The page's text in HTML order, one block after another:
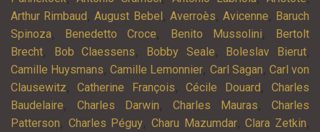
Arthur Rimbaud ,August Bebel , Averroès, Avicenne, Baruch
Spinoza, Benedetto Croce, Benito Mussolini,
Bertolt
Brecht, Bob Claessens, Bobby Seale, Boleslav Bierut,
Camille Huysmans,Camille Lemonnier, Carl Sagan, Carl von
Clausewitz,Catherine François,Cécile Douard ,Charles
Baudelaire, Charles Darwin, Charles Mauras, Charles
Patterson, Charles Péguy,Charu Mazumdar,Clara Zetkin,